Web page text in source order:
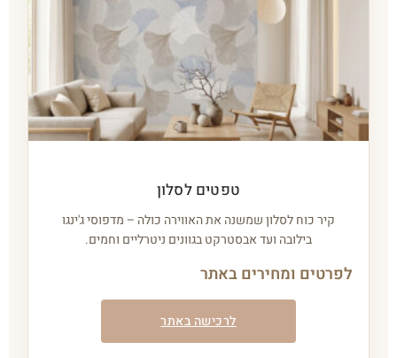
טפטים לסלון
קיר כוח לסלון שמשנה את האווירה כולה – מדפוסי ג'ינגו
בילובה ועד אבסטרקט בגוונים ניטרליים וחמים.
לפרטים ומחירים באתר
לרכישה באתר